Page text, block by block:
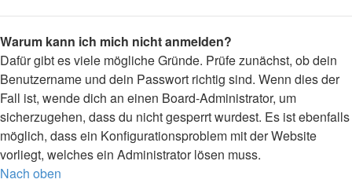
Warum kann ich mich nicht anmelden?
Dafür gibt es viele mögliche Gründe. Prüfe zunächst, ob dein
Benutzername und dein Passwort richtig sind. Wenn dies der
Fall ist, wende dich an einen Board-Administrator, um
sicherzugehen, dass du nicht gesperrt wurdest. Es ist ebenfalls
möglich, dass ein Konfigurationsproblem mit der Website
vorliegt, welches ein Administrator lösen muss.
Nach oben